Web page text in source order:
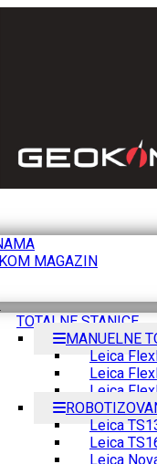
MAGAZIN
TOTALNE STANICE
MANUELNE
Leica
Leica
Leica
Leica
Leica
Leica